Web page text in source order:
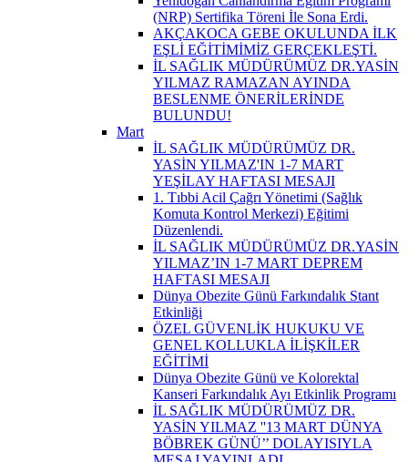
(NRP) Sertifika Töreni İle Sona Erdi.
AKÇAKOCA GEBE OKULUNDA İLK
EŞLİ EĞİTİMİMİZ GERÇEKLEŞTİ.
İL SAĞLIK MÜDÜRÜMÜZ DR.YASİN
YILMAZ RAMAZAN AYINDA
BESLENME ÖNERİLERİNDE
BULUNDU!
Mart
İL SAĞLIK MÜDÜRÜMÜZ DR.
YASİN YILMAZ'IN 1-7 MART
YEŞİLAY HAFTASI MESAJI
1. Tıbbi Acil Çağrı Yönetimi (Sağlık
Komuta Kontrol Merkezi) Eğitimi
Düzenlendi.
İL SAĞLIK MÜDÜRÜMÜZ DR.YASİN
YILMAZ’IN 1-7 MART DEPREM
HAFTASI MESAJI
Dünya Obezite Günü Farkındalık Stant
Etkinliği
ÖZEL GÜVENLİK HUKUKU VE
GENEL KOLLUKLA İLİŞKİLER
EĞİTİMİ
Dünya Obezite Günü ve Kolorektal
Kanseri Farkındalık Ayı Etkinlik Programı
İL SAĞLIK MÜDÜRÜMÜZ DR.
YASİN YILMAZ ''13 MART DÜNYA
BÖBREK GÜNÜ’’ DOLAYISIYLA